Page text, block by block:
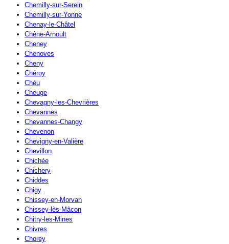
Chemilly-sur-Serein
Chemilly-sur-Yonne
Chenay-le-Châtel
Chêne-Arnoult
Cheney
Chenoves
Cheny
Chéroy
Chéu
Cheuge
Chevagny-les-Chevrières
Chevannes
Chevannes-Changy
Chevenon
Chevigny-en-Valière
Chevillon
Chichée
Chichery
Chiddes
Chigy
Chissey-en-Morvan
Chissey-lès-Mâcon
Chitry-les-Mines
Chivres
Chorey